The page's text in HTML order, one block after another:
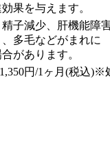
果を与えます。
子減少、肝機能障
多毛などがまれに
があります。
円/1ヶ月(税込